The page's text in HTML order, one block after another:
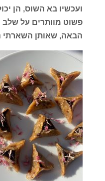
פשוט מוותרים על
הבאה, שאותן השארתי